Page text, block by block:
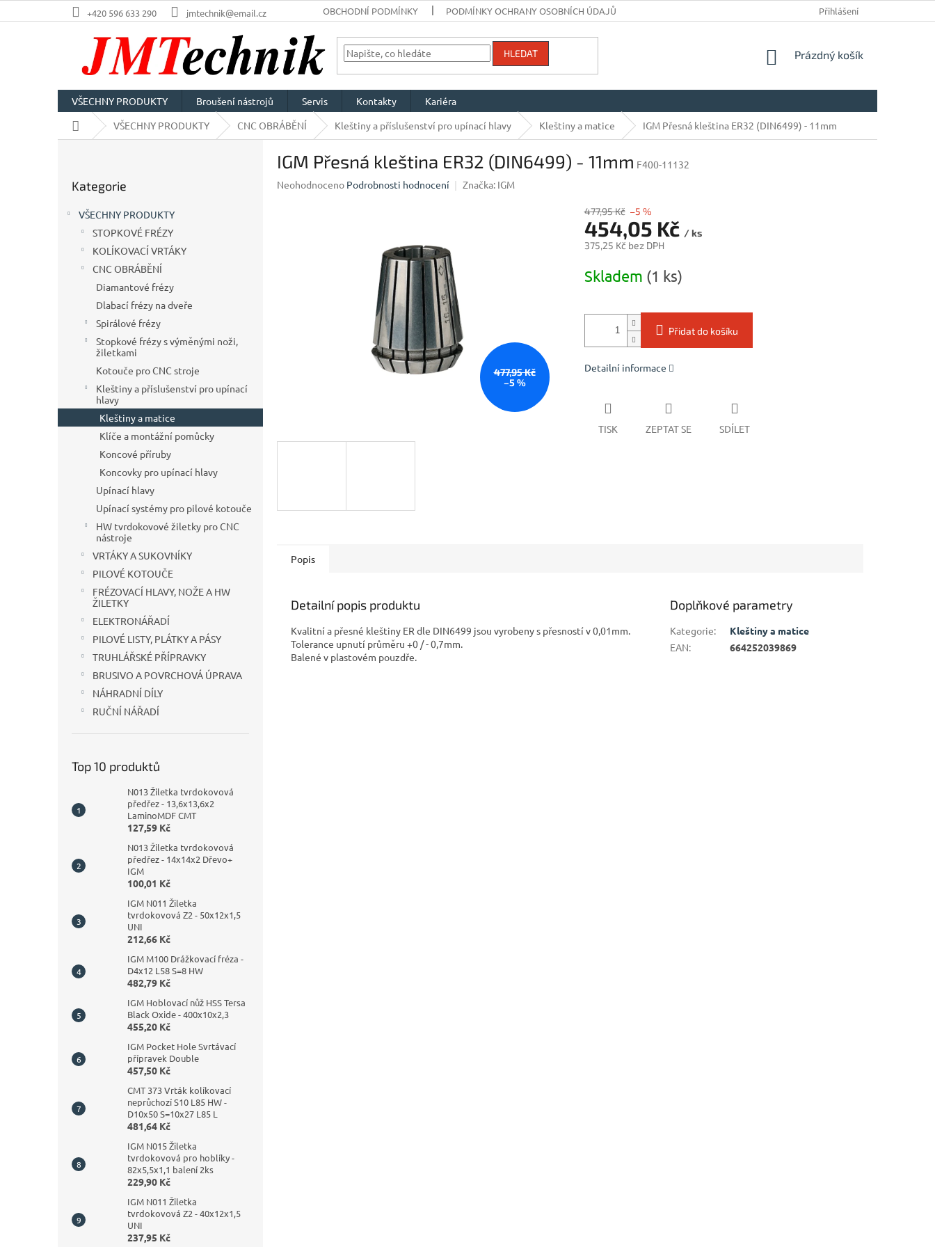
na
+420 596 633 290 jmtechnik@email.cz OBCHODNÍ PODMÍNKY PODMÍNKY OCHRANY OSOBNÍCH ÚDAJŮ Přihlášení
HLEDAT
NÁKUPNÍ
Prázdný košík
VŠECHNY PRODUKTY Broušení nástrojů Servis Kontakty
Kariéra
Domů VŠECHNY PRODUKTY CNC OBRÁBĚNÍ Kleštiny a příslušenství pro upínací hlavy Kleštiny a matice IGM Přesná kleština ER32 (DIN6499) - 11mm
kategorie
Kategorie
VŠECHNY PRODUKTY
STOPKOVÉ FRÉZY
KOLÍKOVACÍ VRTÁKY
CNC OBRÁBĚNÍ
Diamantové frézy
Dlabací frézy na dveře
Spirálové frézy
Stopkové frézy s výměnými noži,
žiletkami
Kotouče pro CNC stroje
Kleštiny a příslušenství pro upínací
hlavy
Kleštiny a matice
Klíče a montážní pomůcky
Koncové příruby
Koncovky pro upínací hlavy
Upínací hlavy
Upínací systémy pro pilové kotouče
HW tvrdokovové žiletky pro CNC
nástroje
VRTÁKY A SUKOVNÍKY
PILOVÉ KOTOUČE
FRÉZOVACÍ HLAVY, NOŽE A HW
ŽILETKY
ELEKTRONÁŘADÍ
PILOVÉ LISTY, PLÁTKY A PÁSY
TRUHLÁŘSKÉ PŘÍPRAVKY
BRUSIVO A POVRCHOVÁ ÚPRAVA
NÁHRADNÍ DÍLY
RUČNÍ NÁŘADÍ
Top 10 produktů
N013 Žiletka tvrdokovová
předřez - 13,6x13,6x2
LaminoMDF CMT
127,59 Kč
N013 Žiletka tvrdokovová
předřez - 14x14x2 Dřevo+
IGM
100,01 Kč
IGM N011 Žiletka
tvrdokovová Z2 - 50x12x1,5
UNI
212,66 Kč
IGM M100 Drážkovací fréza -
D4x12 L58 S=8 HW
482,79 Kč
IGM Hoblovací nůž HSS Tersa
Black Oxide - 400x10x2,3
455,20 Kč
IGM Pocket Hole Svrtávací
přípravek Double
457,50 Kč
CMT 373 Vrták kolíkovací
neprůchozí S10 L85 HW -
D10x50 S=10x27 L85 L
481,64 Kč
IGM N015 Žiletka
tvrdokovová pro hoblíky -
82x5,5x1,1 balení 2ks
229,90 Kč
IGM N011 Žiletka
tvrdokovová Z2 - 40x12x1,5
UNI
237,95 Kč
IGM Přesná kleština ER32 (DIN6499) - 11mm F400-11132
Průměrné
Neohodnoceno Podrobnosti hodnocení Značka: IGM
477,95 Kč
–5 %
477,95 Kč –5 %
454,05 Kč / ks
375,25 Kč bez DPH
cena:
Skladem (1 ks)
Přidat do košíku
Detailní informace
TISK ZEPTAT SE SDÍLET
Popis
Detailní popis produktu
Kvalitní a přesné kleštiny ER dle DIN6499 jsou vyrobeny s přesností v 0,01mm.
Tolerance upnutí průměru +0 / - 0,7mm.
Balené v plastovém pouzdře.
Doplňkové parametry
Kategorie:
Kleštiny a matice
EAN: 664252039869